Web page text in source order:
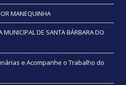
MANEQUINHA
MUNICIPAL DE SANTA BÁRBARA DO
e Acompanhe o Trabalho do